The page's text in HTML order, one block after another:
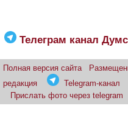
Телеграм канал
Полная версия сайта
редакция
Telegram-канал
Прислать фото через telegram